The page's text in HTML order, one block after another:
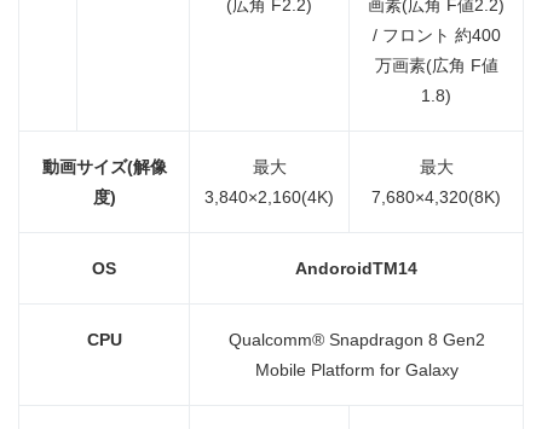
(広角 F2.2)
画素(広角 F値2.2)
/ フロント 約400
万画素(広角 F値
1.8)
動画サイズ(解像
度)
最大
3,840×2,160(4K)
最大
7,680×4,320(8K)
OS AndoroidTM14
CPU
Qualcomm® Snapdragon 8 Gen2
Mobile Platform for Galaxy